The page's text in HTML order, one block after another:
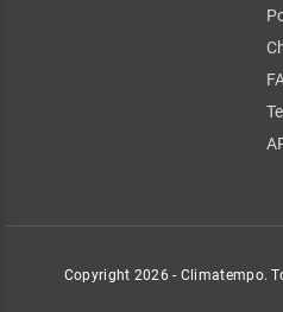
Copyright 2026 - Climatempo.